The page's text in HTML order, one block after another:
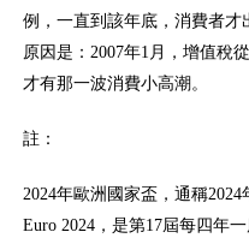
例，一直到該年底，消費者才
原因是：2007年1月，增值稅
才有那一波消費小高潮。
註：
2024年歐洲國家盃，通稱
Euro 2024，是第17屆每四年